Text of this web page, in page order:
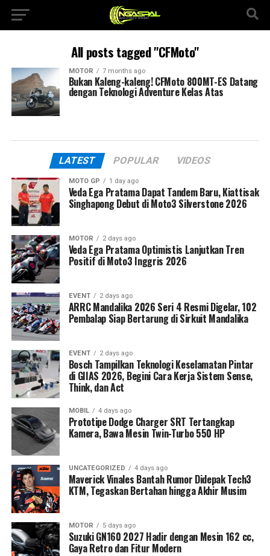
All posts tagged "CFMoto"
MOTOR 7 months ago
Bukan Kaleng-kaleng! CFMoto 800MT-ES Datang
dengan Teknologi Adventure Kelas Atas
LATEST POPULAR VIDEOS
MOTO GP 1 day ago
Veda Ega Pratama Dapat Tandem Baru, Kiattisak
Singhapong Debut di Moto3 Silverstone 2026
MOTOR 2 days ago
Veda Ega Pratama Optimistis Lanjutkan Tren
Positif di Moto3 Inggris 2026
EVENT 2 days ago
ARRC Mandalika 2026 Seri 4 Resmi Digelar, 102
Pembalap Siap Bertarung di Sirkuit Mandalika
EVENT 2 days ago
Bosch Tampilkan Teknologi Keselamatan Pintar
di GIIAS 2026, Begini Cara Kerja Sistem Sense,
Think, dan Act
MOBIL 4 days ago
Prototipe Dodge Charger SRT Tertangkap
Kamera, Bawa Mesin Twin-Turbo 550 HP
UNCATEGORIZED 4 days ago
Maverick Vinales Bantah Rumor Didepak Tech3
KTM, Tegaskan Bertahan hingga Akhir Musim
MOTOR 5 days ago
Suzuki GN160 2027 Hadir dengan Mesin 162 cc,
Gaya Retro dan Fitur Modern